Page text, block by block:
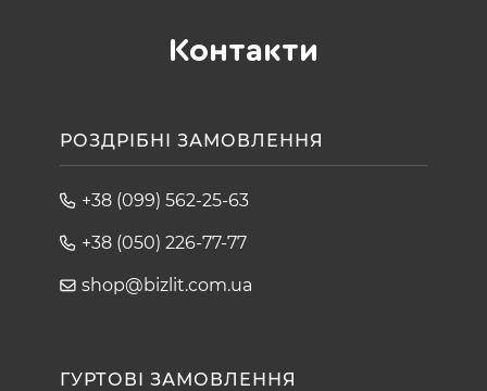
Контакти
РОЗДРІБНІ ЗАМОВЛЕННЯ
+38 (099) 562-25-63
+38 (050) 226-77-77
shop@bizlit.com.ua
ГУРТОВІ ЗАМОВЛЕННЯ